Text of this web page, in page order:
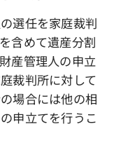
選任を家庭裁判
含めて遺産分割
産管理人の申立
裁判所に対して
場合には他の相
申立てを行うこ